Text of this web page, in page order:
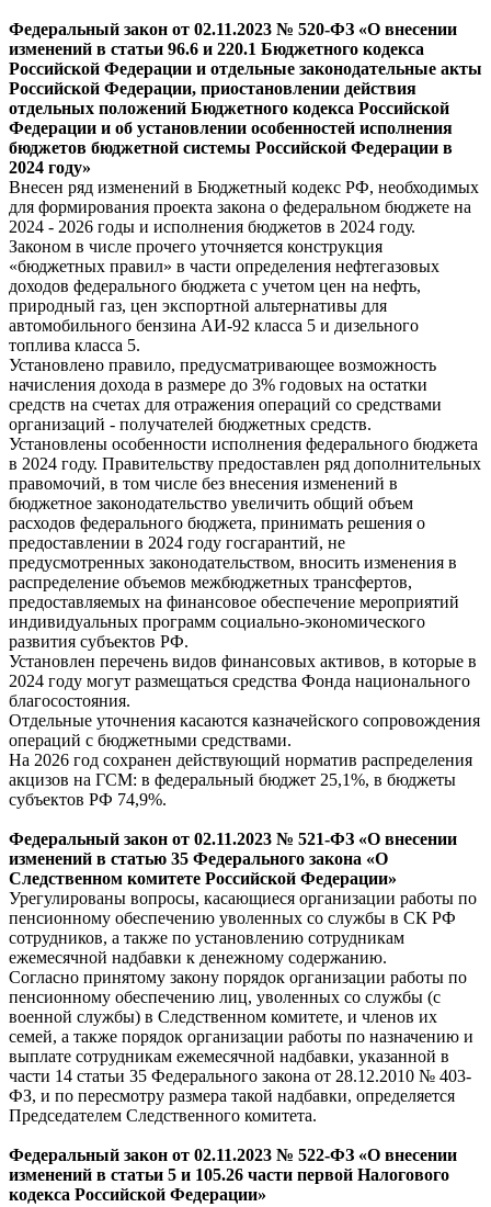
Федеральный закон от 02.11.2023 № 520-ФЗ «О внесении
изменений в статьи 96.6 и 220.1 Бюджетного кодекса
Российской Федерации и отдельные законодательные акты
Российской Федерации, приостановлении действия
отдельных положений Бюджетного кодекса Российской
Федерации и об установлении особенностей исполнения
бюджетов бюджетной системы Российской Федерации в
2024 году»
Внесен ряд изменений в Бюджетный кодекс РФ, необходимых
для формирования проекта закона о федеральном бюджете на
2024 - 2026 годы и исполнения бюджетов в 2024 году.
Законом в числе прочего уточняется конструкция
«бюджетных правил» в части определения нефтегазовых
доходов федерального бюджета с учетом цен на нефть,
природный газ, цен экспортной альтернативы для
автомобильного бензина АИ-92 класса 5 и дизельного
топлива класса 5.
Установлено правило, предусматривающее возможность
начисления дохода в размере до 3% годовых на остатки
средств на счетах для отражения операций со средствами
организаций - получателей бюджетных средств.
Установлены особенности исполнения федерального бюджета
в 2024 году. Правительству предоставлен ряд дополнительных
правомочий, в том числе без внесения изменений в
бюджетное законодательство увеличить общий объем
расходов федерального бюджета, принимать решения о
предоставлении в 2024 году госгарантий, не
предусмотренных законодательством, вносить изменения в
распределение объемов межбюджетных трансфертов,
предоставляемых на финансовое обеспечение мероприятий
индивидуальных программ социально-экономического
развития субъектов РФ.
Установлен перечень видов финансовых активов, в которые в
2024 году могут размещаться средства Фонда национального
благосостояния.
Отдельные уточнения касаются казначейского сопровождения
операций с бюджетными средствами.
На 2026 год сохранен действующий норматив распределения
акцизов на ГСМ: в федеральный бюджет 25,1%, в бюджеты
субъектов РФ 74,9%.
Федеральный закон от 02.11.2023 № 521-ФЗ «О внесении
изменений в статью 35 Федерального закона «О
Следственном комитете Российской Федерации»
Урегулированы вопросы, касающиеся организации работы по
пенсионному обеспечению уволенных со службы в СК РФ
сотрудников, а также по установлению сотрудникам
ежемесячной надбавки к денежному содержанию.
Согласно принятому закону порядок организации работы по
пенсионному обеспечению лиц, уволенных со службы (с
военной службы) в Следственном комитете, и членов их
семей, а также порядок организации работы по назначению и
выплате сотрудникам ежемесячной надбавки, указанной в
части 14 статьи 35 Федерального закона от 28.12.2010 № 403-
ФЗ, и по пересмотру размера такой надбавки, определяется
Председателем Следственного комитета.
Федеральный закон от 02.11.2023 № 522-ФЗ «О внесении
изменений в статьи 5 и 105.26 части первой Налогового
кодекса Российской Федерации»